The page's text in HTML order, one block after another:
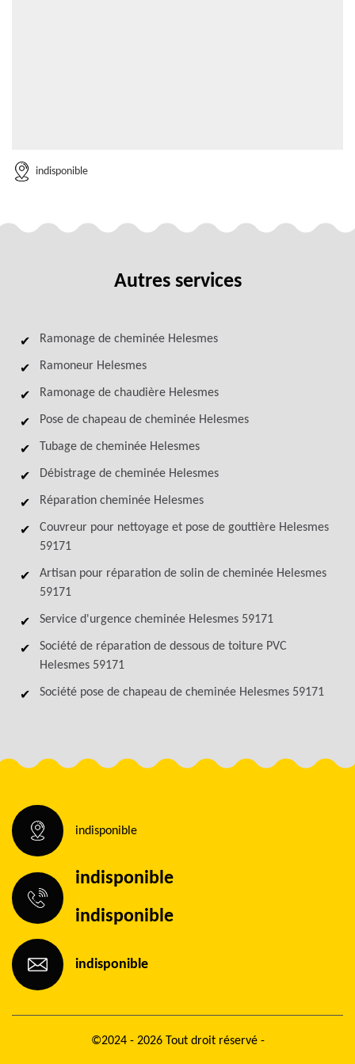
indisponible
Autres services
Ramonage de cheminée Helesmes
Ramoneur Helesmes
Ramonage de chaudière Helesmes
Pose de chapeau de cheminée Helesmes
Tubage de cheminée Helesmes
Débistrage de cheminée Helesmes
Réparation cheminée Helesmes
Couvreur pour nettoyage et pose de gouttière Helesmes
59171
Artisan pour réparation de solin de cheminée Helesmes
59171
Service d'urgence cheminée Helesmes 59171
Société de réparation de dessous de toiture PVC
Helesmes 59171
Société pose de chapeau de cheminée Helesmes 59171
indisponible
indisponible
indisponible
indisponible
©2024 - 2026 Tout droit réservé -